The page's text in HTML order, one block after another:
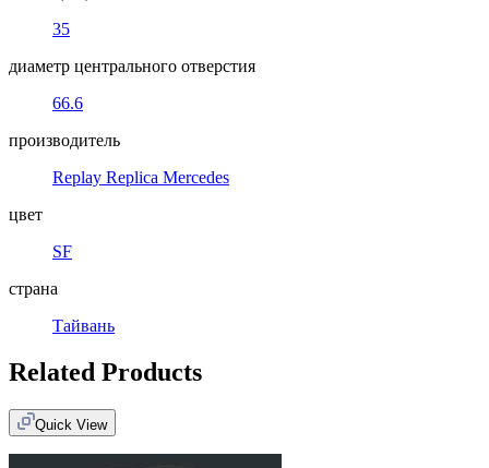
35
диаметр центрального отверстия
66.6
производитель
Replay Replica Mercedes
цвет
SF
страна
Тайвань
Related Products
Quick View